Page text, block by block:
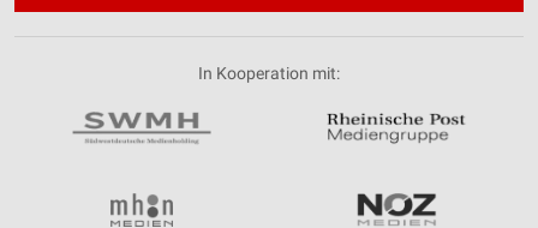
In Kooperation mit: